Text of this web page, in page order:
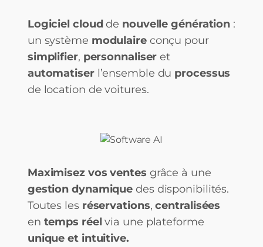
Logiciel cloud de nouvelle génération :
un système modulaire conçu pour
simplifier, personnaliser et
automatiser l’ensemble du processus
de location de voitures.
Maximisez vos ventes grâce à une
gestion dynamique des disponibilités.
Toutes les réservations,centralisées
en temps réel via une plateforme
unique et intuitive.